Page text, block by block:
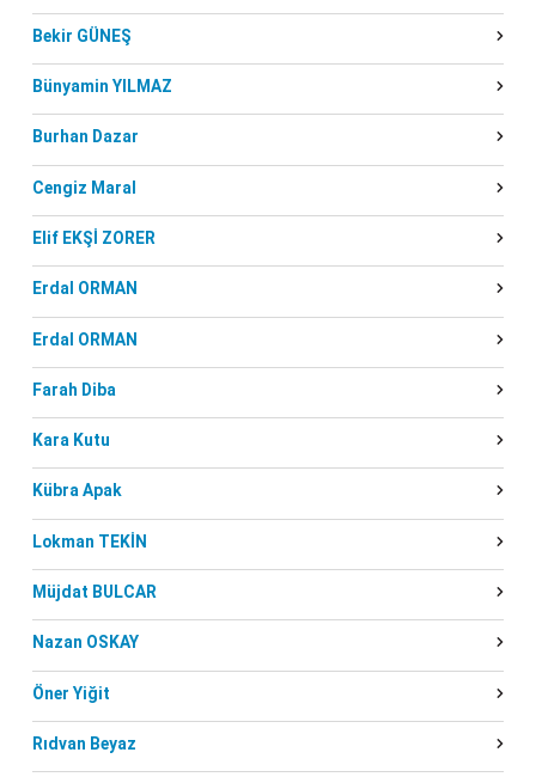
Bekir GÜNEŞ
Bünyamin YILMAZ
Burhan Dazar
Cengiz Maral
Elif EKŞİ ZORER
Erdal ORMAN
Erdal ORMAN
Farah Diba
Kara Kutu
Kübra Apak
Lokman TEKİN
Müjdat BULCAR
Nazan OSKAY
Öner Yiğit
Rıdvan Beyaz